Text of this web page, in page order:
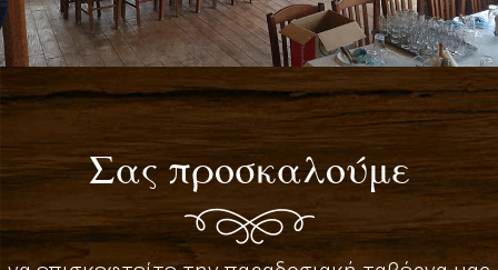
Σας προσκαλούμε